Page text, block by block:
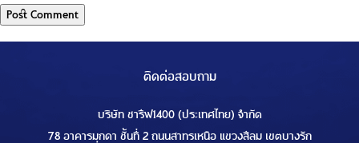
ติดต่อสอบถาม
บริษัท ชารีฟ1400 (ประเทศไทย) จำกัด
78 อาคารมุกดา ชั้นที่ 2 ถนนสาทรเหนือ แขวงสีลม เขตบางรัก